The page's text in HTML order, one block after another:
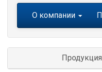
О компании
Продукция